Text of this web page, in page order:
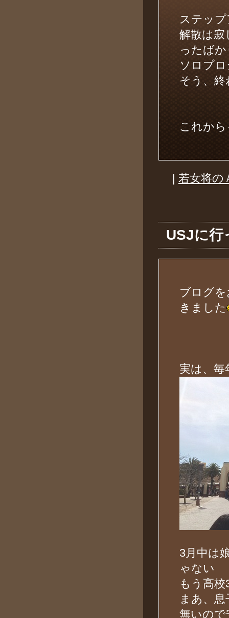
ステッ
解散は寂
ったば
ソロプ
そう、
これか
| 若女将の
USJに行
ブログ
きました
実は、毎
3月中は
ゃない
もう高
まあ、
無いので